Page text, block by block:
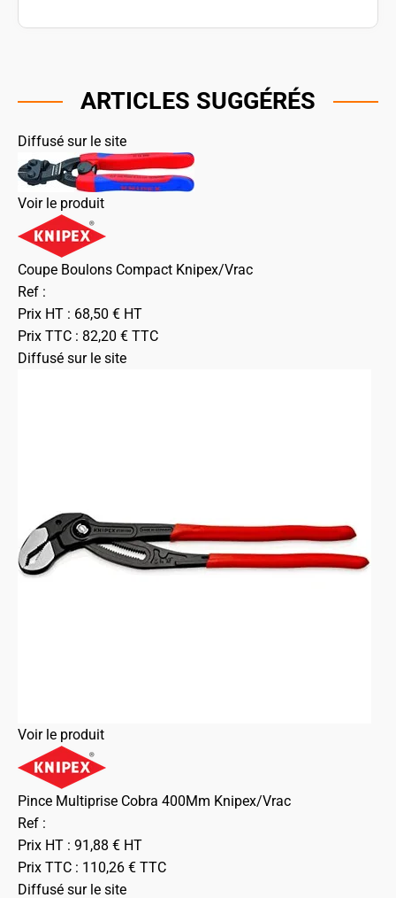
ARTICLES SUGGÉRÉS
Diffusé sur le site
Voir le produit
Coupe Boulons Compact Knipex/Vrac
Ref :
Prix HT : 68,50 € HT
Prix TTC : 82,20 € TTC
Diffusé sur le site
Voir le produit
Pince Multiprise Cobra 400Mm Knipex/Vrac
Ref :
Prix HT : 91,88 € HT
Prix TTC : 110,26 € TTC
Diffusé sur le site